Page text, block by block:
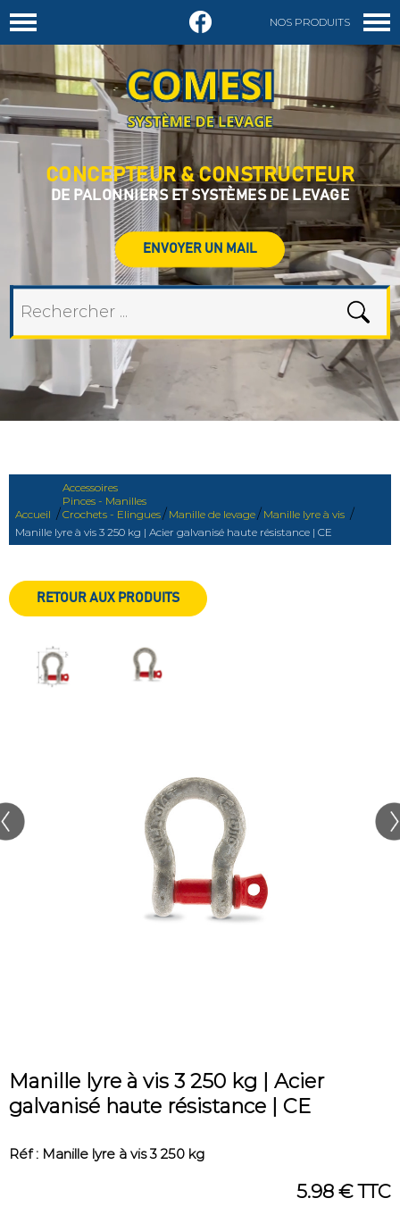
NOS PRODUITS
DEMANDER UN DEVIS
CONCEPTEUR & CONSTRUCTEUR
DE PALONNIERS ET SYSTÈMES DE LEVAGE
ENVOYER UN MAIL
Accueil /
Accessoires
Pinces - Manilles
Crochets - Elingues/ Manille de levage/ Manille lyre à vis /
Manille lyre à vis 3 250 kg | Acier galvanisé haute résistance | CE
RETOUR AUX PRODUITS
Manille lyre à vis 3 250 kg | Acier
galvanisé haute résistance | CE
Réf : Manille lyre à vis 3 250 kg
5.98 € TTC